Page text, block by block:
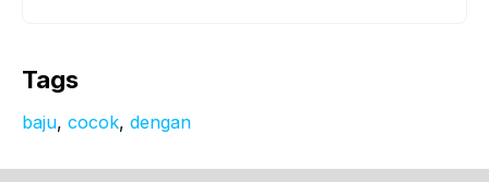
Tags
baju, cocok, dengan